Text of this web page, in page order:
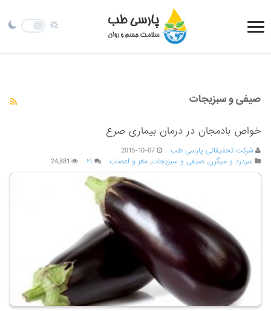
صیفی و سبزیجات
خواص بادمجان در درمان بیماری صرع
شرکت تحقیقاتی پارسی طب
2015-10-07
سردرد و میگرن,صیفی و سبزیجات,مغز و اعصاب ۲۱ 24,881